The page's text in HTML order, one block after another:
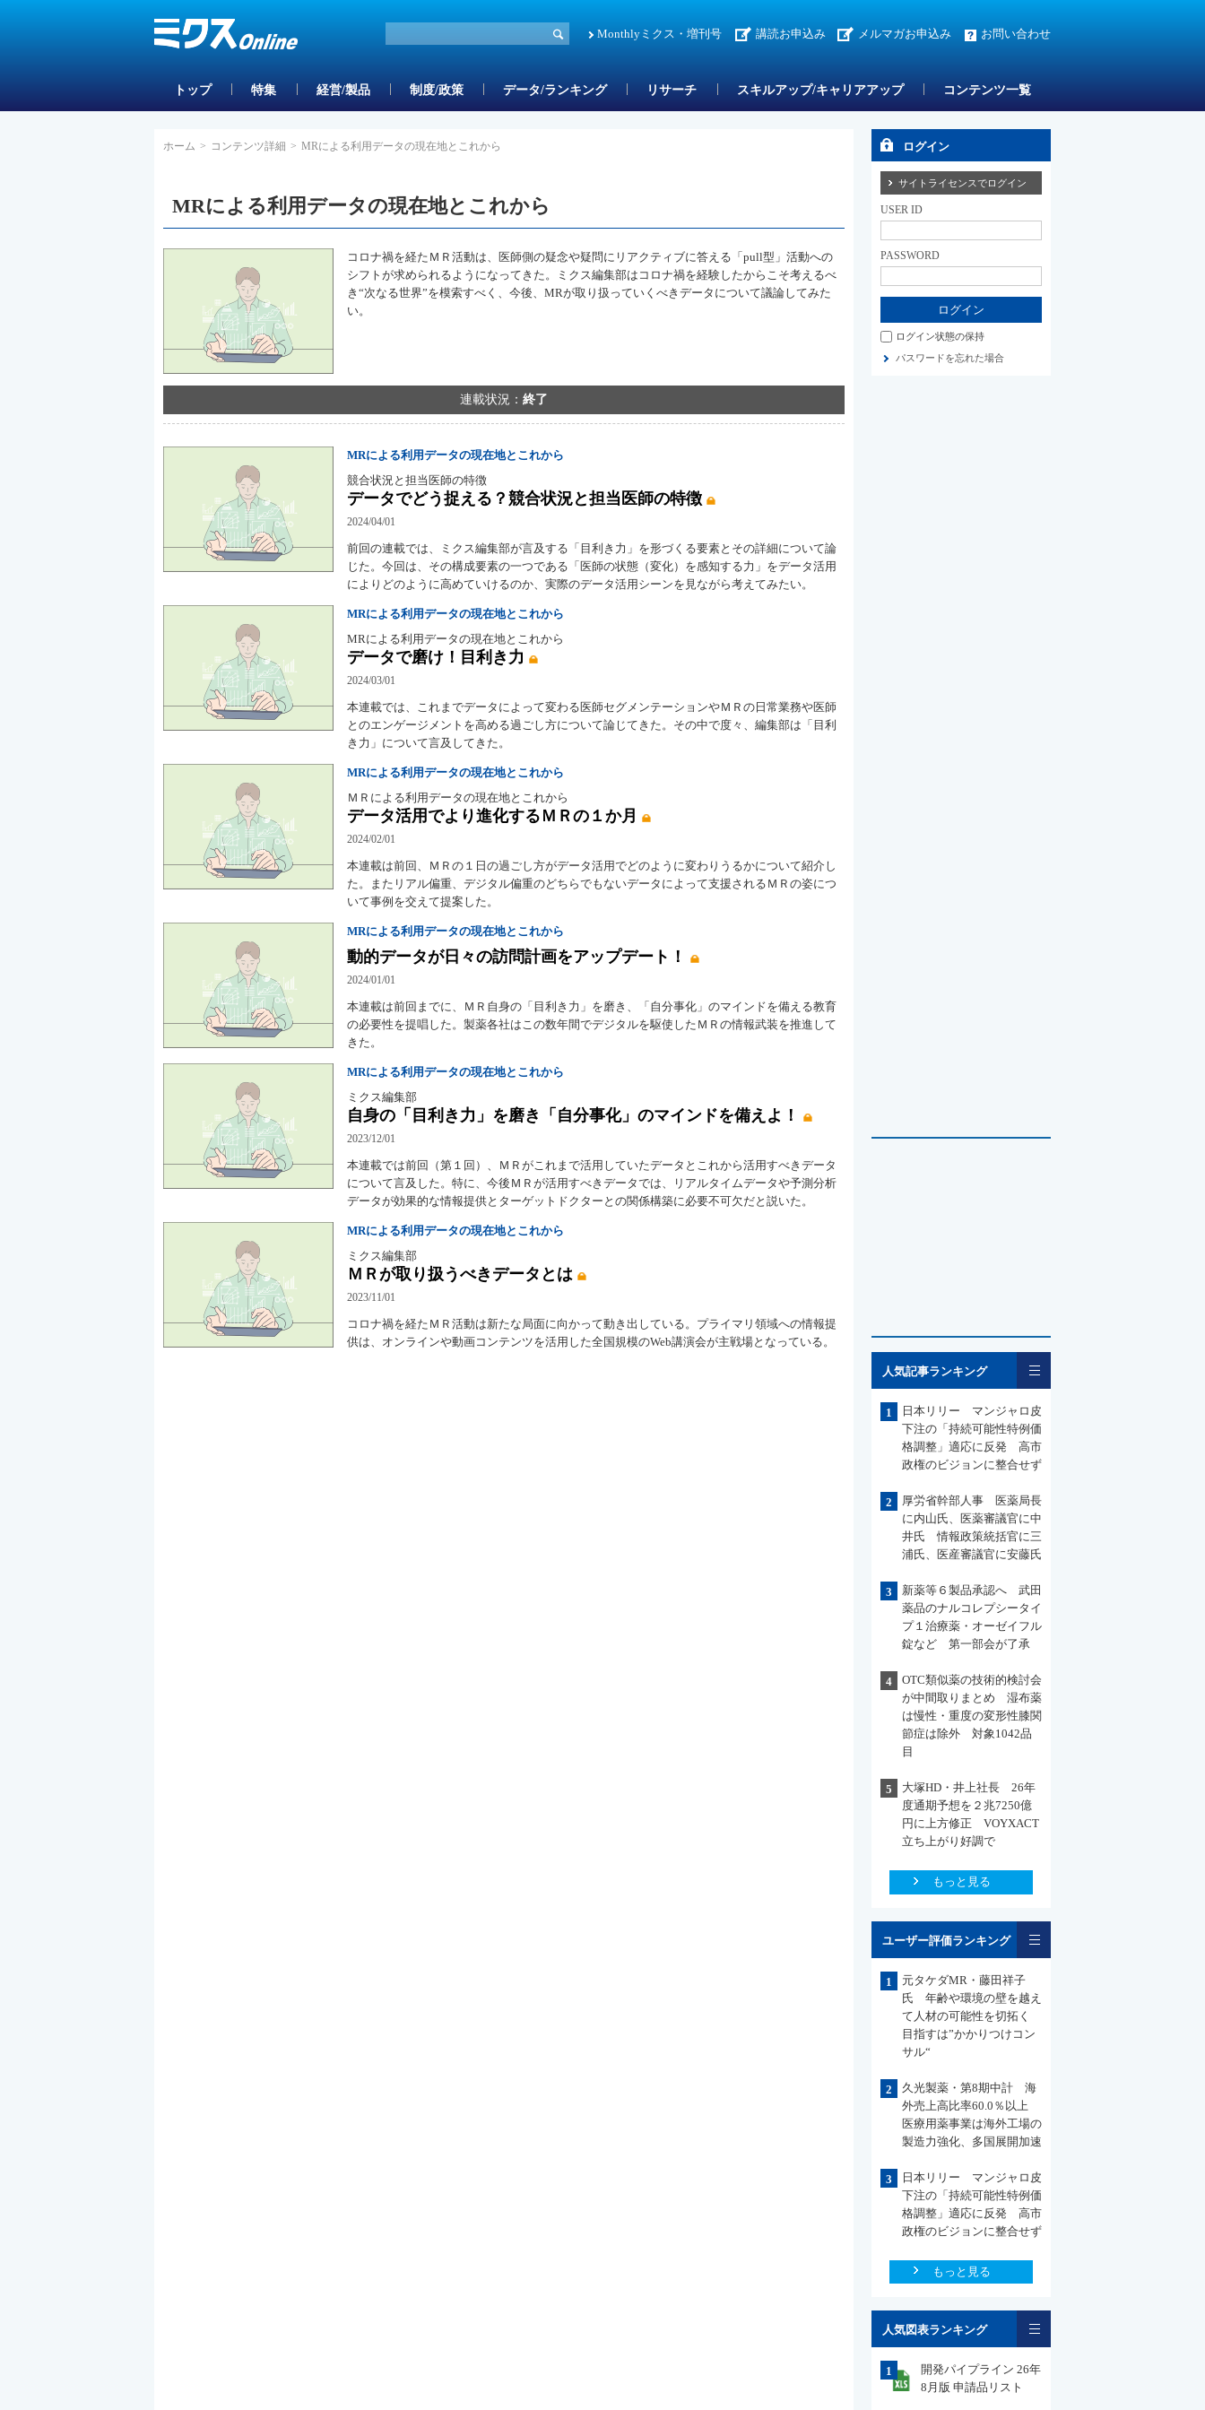
Monthlyミクス・増刊号 講読お申込み メルマガお申込み お問い合わせ
トップ 特集 経営/製品 制度/政策 データ/ランキング リサーチ スキルアップ/キャリアアップ コンテンツ一覧
ホーム > コンテンツ詳細 > MRによる利用データの現在地とこれから
MRによる利用データの現在地とこれから
コロナ禍を経たＭＲ活動は、医師側の疑念や疑問にリアクティブに答える「pull型」活動への
シフトが求められるようになってきた。ミクス編集部はコロナ禍を経験したからこそ考えるべ
き“次なる世界”を模索すべく、今後、MRが取り扱っていくべきデータについて議論してみた
い。
連載状況： 終了
MRによる利用データの現在地とこれから
競合状況と担当医師の特徴
データでどう捉える？競合状況と担当医師の特徴
2024/04/01
前回の連載では、ミクス編集部が言及する「目利き力」を形づくる要素とその詳細について論
じた。今回は、その構成要素の一つである「医師の状態（変化）を感知する力」をデータ活用
によりどのように高めていけるのか、実際のデータ活用シーンを見ながら考えてみたい。
MRによる利用データの現在地とこれから
MRによる利用データの現在地とこれから
データで磨け！目利き力
2024/03/01
本連載では、これまでデータによって変わる医師セグメンテーションやＭＲの日常業務や医師
とのエンゲージメントを高める過ごし方について論じてきた。その中で度々、編集部は「目利
き力」について言及してきた。
MRによる利用データの現在地とこれから
ＭＲによる利用データの現在地とこれから
データ活用でより進化するＭＲの１か月
2024/02/01
本連載は前回、ＭＲの１日の過ごし方がデータ活用でどのように変わりうるかについて紹介し
た。またリアル偏重、デジタル偏重のどちらでもないデータによって支援されるＭＲの姿につ
いて事例を交えて提案した。
MRによる利用データの現在地とこれから
動的データが日々の訪問計画をアップデート！
2024/01/01
本連載は前回までに、ＭＲ自身の「目利き力」を磨き、「自分事化」のマインドを備える教育
の必要性を提唱した。製薬各社はこの数年間でデジタルを駆使したＭＲの情報武装を推進して
きた。
MRによる利用データの現在地とこれから
ミクス編集部
自身の「目利き力」を磨き「自分事化」のマインドを備えよ！
2023/12/01
本連載では前回（第１回）、ＭＲがこれまで活用していたデータとこれから活用すべきデータ
について言及した。特に、今後ＭＲが活用すべきデータでは、リアルタイムデータや予測分析
データが効果的な情報提供とターゲットドクターとの関係構築に必要不可欠だと説いた。
MRによる利用データの現在地とこれから
ミクス編集部
ＭＲが取り扱うべきデータとは
2023/11/01
コロナ禍を経たＭＲ活動は新たな局面に向かって動き出している。プライマリ領域への情報提
供は、オンラインや動画コンテンツを活用した全国規模のWeb講演会が主戦場となっている。
ログイン
サイトライセンスでログイン
USER ID
PASSWORD
ログイン状態の保持
パスワードを忘れた場合
人気記事ランキング
1
日本リリー マンジャロ皮
下注の「持続可能性特例価
格調整」適応に反発 高市
政権のビジョンに整合せず
2
厚労省幹部人事 医薬局長
に内山氏、医薬審議官に中
井氏 情報政策統括官に三
浦氏、医産審議官に安藤氏
3
新薬等６製品承認へ 武田
薬品のナルコレプシータイ
プ１治療薬・オーゼイフル
錠など 第一部会が了承
4
OTC類似薬の技術的検討会
が中間取りまとめ 湿布薬
は慢性・重度の変形性膝関
節症は除外 対象1042品
目
5
大塚HD・井上社長 26年
度通期予想を２兆7250億
円に上方修正 VOYXACT
立ち上がり好調で
もっと見る
ユーザー評価ランキング
1
元タケダMR・藤田祥子
氏 年齢や環境の壁を越え
て人材の可能性を切拓く
目指すは”かかりつけコン
サル“
2
久光製薬・第8期中計 海
外売上高比率60.0％以上
医療用薬事業は海外工場の
製造力強化、多国展開加速
3
日本リリー マンジャロ皮
下注の「持続可能性特例価
格調整」適応に反発 高市
政権のビジョンに整合せず
もっと見る
人気図表ランキング
1
開発パイプライン 26年
8月版 申請品リスト